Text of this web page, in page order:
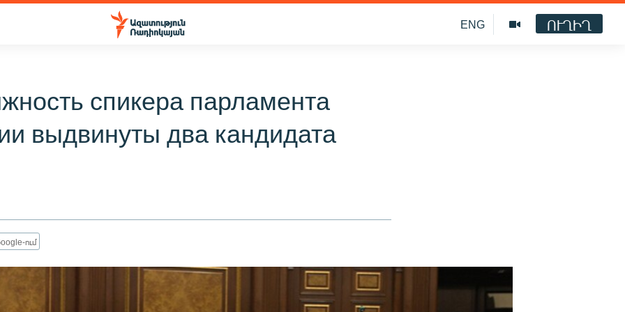
ENG ՈՒՂԻՂ
спикера парламента
выдвинуты два кандидата
ում